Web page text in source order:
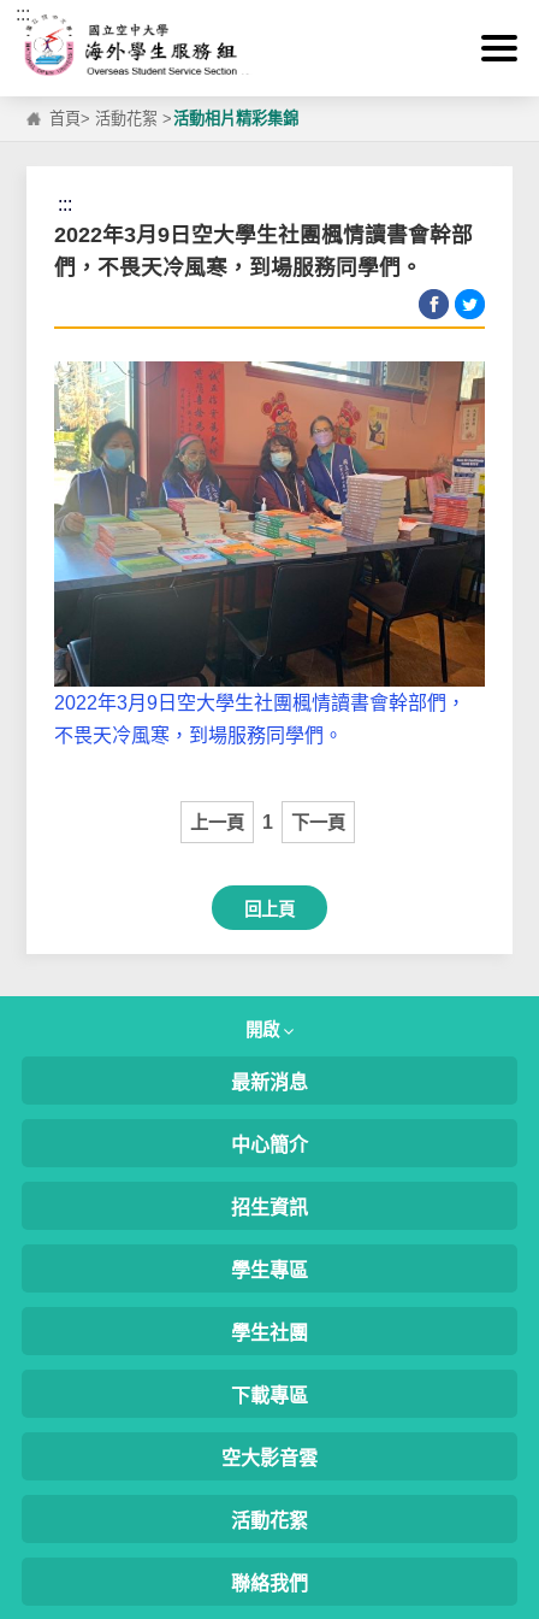
跳到主要內容區塊
:::
首頁>活動花絮 >活動相片精彩集錦
:::
2022年3月9日空大學生社團楓情讀書會幹部
們，不畏天冷風寒，到場服務同學們。
2022年3月9日空大學生社團楓情讀書會幹部們，
不畏天冷風寒，到場服務同學們。
上一頁 1 下一頁
回上頁
開啟
最新消息
中心簡介
招生資訊
學生專區
學生社團
下載專區
空大影音雲
活動花絮
聯絡我們